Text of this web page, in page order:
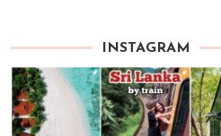
INSTAGRAM